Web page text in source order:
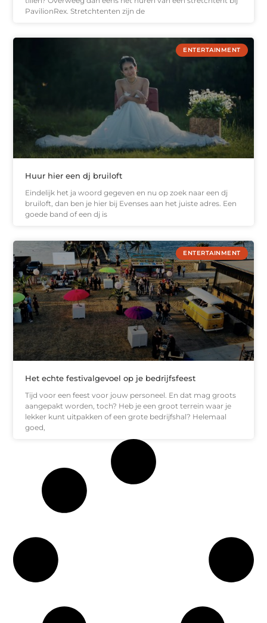
PavilionRex. Stretchtenten zijn de
ENTERTAINMENT
Huur hier een dj bruiloft
Eindelijk het ja woord gegeven en nu op zoek naar een dj
bruiloft, dan ben je hier bij Evenses aan het juiste adres. Een
goede band of een dj is
ENTERTAINMENT
Het echte festivalgevoel op je bedrijfsfeest
Tijd voor een feest voor jouw personeel. En dat mag groots
aangepakt worden, toch? Heb je een groot terrein waar je
lekker kunt uitpakken of een grote bedrijfshal? Helemaal
goed,